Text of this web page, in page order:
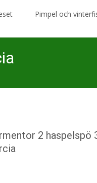
Pimpel och
2 haspelspö